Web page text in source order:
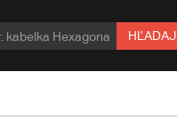
HĽADAJ